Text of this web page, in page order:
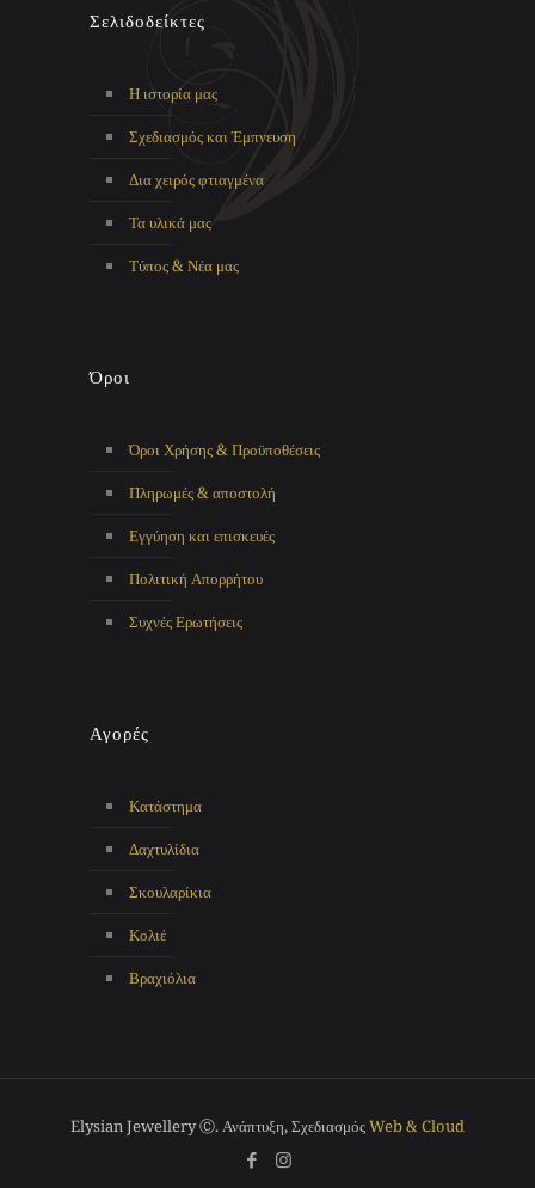
Σελιδοδείκτες
Η ιστορία μας
Σχεδιασμός και Έμπνευση
Δια χειρός φτιαγμένα
Τα υλικά μας
Τύπος & Νέα μας
Όροι
Όροι Χρήσης & Προϋποθέσεις
Πληρωμές & αποστολή
Εγγύηση και επισκευές
Πολιτική Απορρήτου
Συχνές Ερωτήσεις
Αγορές
Κατάστημα
Δαχτυλίδια
Σκουλαρίκια
Κολιέ
Βραχιόλια
Elysian Jewellery Ⓒ. Ανάπτυξη, ΣχεδιασμόςWeb & Cloud